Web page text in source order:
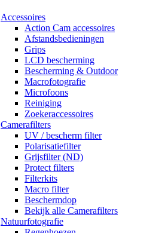
Accessoires
Action Cam accessoires
Afstandsbedieningen
Grips
LCD bescherming
Bescherming & Outdoor
Macrofotografie
Microfoons
Reiniging
Zoekeraccessoires
Camerafilters
UV / bescherm filter
Polarisatiefilter
Grijsfilter (ND)
Protect filters
Filterkits
Macro filter
Beschermdop
Bekijk alle Camerafilters
Natuurfotografie